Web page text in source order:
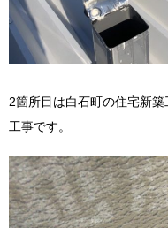
2箇所目は白石町の住宅新
工事です。